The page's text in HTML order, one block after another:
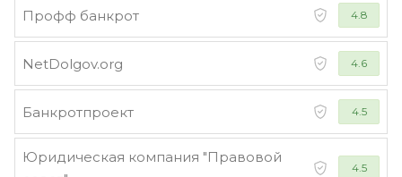
Профф банкрот 4.8
NetDolgov.org 4.6
Банкротпроект 4.5
Юридическая компания "Правовой
4.5